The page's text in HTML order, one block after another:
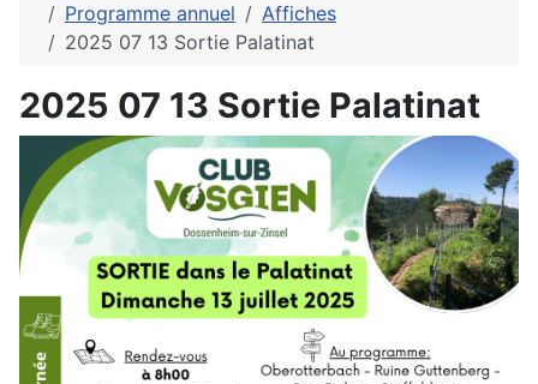
Programme annuel
Affiches
2025 07 13 Sortie Palatinat
2025 07 13 Sortie Palatinat